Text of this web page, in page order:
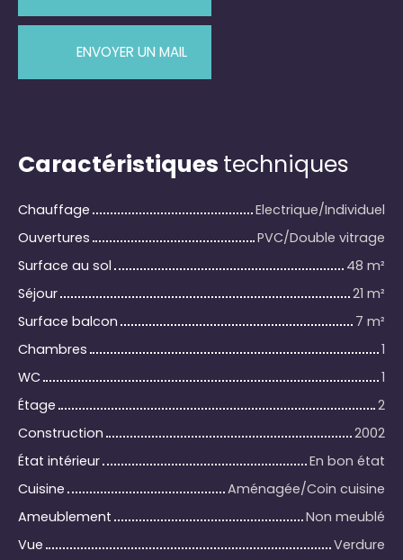
ENVOYER UN MAIL
Caractéristiques techniques
Chauffage
Electrique/Individuel
Ouvertures
PVC/Double vitrage
Surface au sol
48 m²
Séjour
21 m²
Surface balcon
7 m²
Chambres
1
WC
1
Étage
2
Construction
2002
État intérieur
En bon état
Cuisine
Aménagée/Coin cuisine
Ameublement
Non meublé
Vue
Verdure